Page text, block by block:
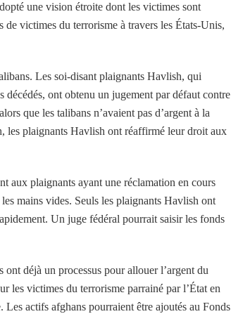
une vision étroite dont les victimes sont
victimes du terrorisme à travers les États-Unis,
Les soi-disant plaignants Havlish, qui
décédés, ont obtenu un jugement par défaut contre
que les talibans n’avaient pas d’argent à la
les plaignants Havlish ont réaffirmé leur droit aux
aux plaignants ayant une réclamation en cours
mains vides. Seuls les plaignants Havlish ont
Un juge fédéral pourrait saisir les fonds
déjà un processus pour allouer l’argent du
les victimes du terrorisme parrainé par l’État en
actifs afghans pourraient être ajoutés au Fonds